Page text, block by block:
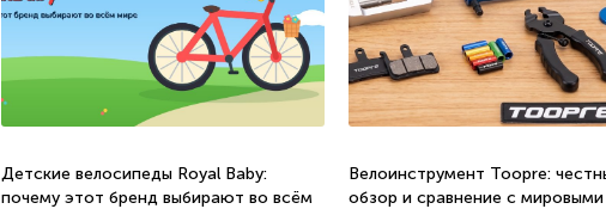
Детские велосипеды Royal Baby:
почему этот бренд выбирают во всём
Велоинструмент Toopre:
обзор и сравнение с мировыми